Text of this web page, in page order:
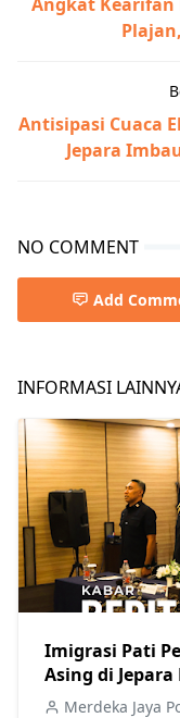
Antisipasi Cuaca
Jepara
NO COMMENT
Add
INFORMASI
Imigrasi Pati
Asing di
PoraMerdeka Jaya